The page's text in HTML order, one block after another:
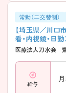
常勤（二交替制）
【埼玉県／川口
看・内視鏡・日勤
医療法人刀水会
給与